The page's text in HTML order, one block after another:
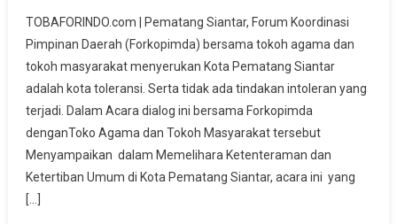
TOBAFORINDO.com | Pematang Siantar, Forum Koordinasi
Pimpinan Daerah (Forkopimda) bersama tokoh agama dan
tokoh masyarakat menyerukan Kota Pematang Siantar
adalah kota toleransi. Serta tidak ada tindakan intoleran yang
terjadi. Dalam Acara dialog ini bersama Forkopimda
denganToko Agama dan Tokoh Masyarakat tersebut
Menyampaikan dalam Memelihara Ketenteraman dan
Ketertiban Umum di Kota Pematang Siantar, acara ini yang
[…]